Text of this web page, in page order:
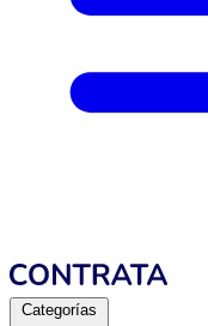
Categorías